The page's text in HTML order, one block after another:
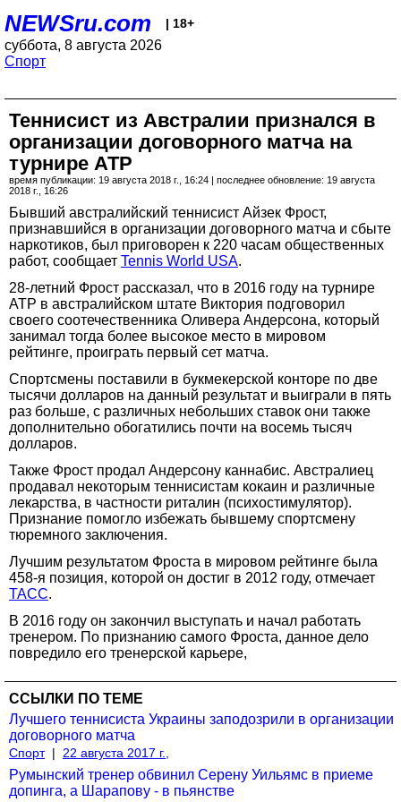
NEWSru.com | 18+
суббота, 8 августа 2026
Спорт
Теннисист из Австралии признался в
организации договорного матча на
турнире АТР
время публикации: 19 августа 2018 г., 16:24 | последнее обновление: 19 августа
2018 г., 16:26
Бывший австралийский теннисист Айзек Фрост,
признавшийся в организации договорного матча и сбыте
наркотиков, был приговорен к 220 часам общественных
работ, сообщает Tennis World USA.
28-летний Фрост рассказал, что в 2016 году на турнире
ATP в австралийском штате Виктория подговорил
своего соотечественника Оливера Андерсона, который
занимал тогда более высокое место в мировом
рейтинге, проиграть первый сет матча.
Спортсмены поставили в букмекерской конторе по две
тысячи долларов на данный результат и выиграли в пять
раз больше, с различных небольших ставок они также
дополнительно обогатились почти на восемь тысяч
долларов.
Также Фрост продал Андерсону каннабис. Австралиец
продавал некоторым теннисистам кокаин и различные
лекарства, в частности риталин (психостимулятор).
Признание помогло избежать бывшему спортсмену
тюремного заключения.
Лучшим результатом Фроста в мировом рейтинге была
458-я позиция, которой он достиг в 2012 году, отмечает
ТАСС.
В 2016 году он закончил выступать и начал работать
тренером. По признанию самого Фроста, данное дело
повредило его тренерской карьере,
ССЫЛКИ ПО ТЕМЕ
Лучшего теннисиста Украины заподозрили в организации
договорного матча
Спорт | 22 августа 2017 г.,
Румынский тренер обвинил Серену Уильямс в приеме
допинга, а Шарапову - в пьянстве